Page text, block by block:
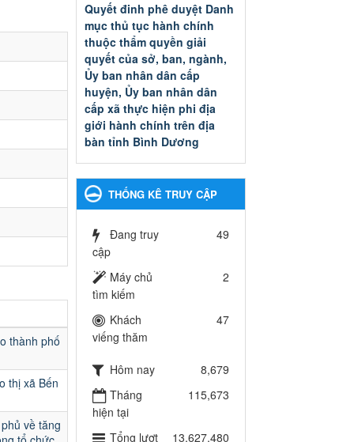
thành phố
thị xã Bến
về tăng
Quyết đinh phê duyệt Danh
mục thủ tục hành chính
thuộc thẩm quyền giải
quyết của sở, ban, ngành,
Ủy ban nhân dân cấp
huyện, Ủy ban nhân dân
cấp xã thực hiện phi địa
giới hành chính trên địa
bàn tỉnh Bình Dương
thẩm quyền giải quyết của sở,
ban, ngành, Ủy ban nhân dân
cấp xã thực hiện phi địa giới
hành chính trên địa bàn tỉnh
Bình Dương
Ngày ban hành: 13/03/2025
Kế hoạch Phổ biến, giáo
dục pháp luật năm 2025 của
thành phố Bến Cát
pháp luật năm 2025 của
ngành Giáo dục và Đào tạo
thành phố Bến Cát
THỐNG KÊ TRUY CẬP
Đang truy
cập
49
Máy chủ
tìm kiếm
2
Khách
viếng thăm
47
Hôm nay
8,679
Tháng
hiện tại
115,673
Tổng lượt
13,627,480